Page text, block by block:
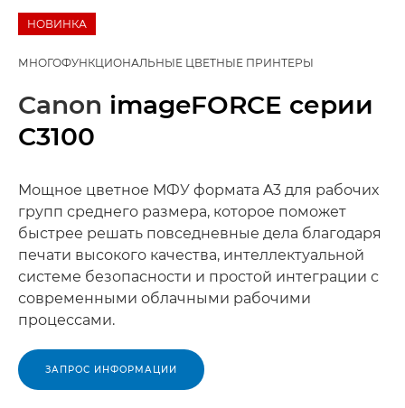
НОВИНКА
МНОГОФУНКЦИОНАЛЬНЫЕ ЦВЕТНЫЕ ПРИНТЕРЫ
Canon imageFORCE серии
C3100
Мощное цветное МФУ формата A3 для рабочих
групп среднего размера, которое поможет
быстрее решать повседневные дела благодаря
печати высокого качества, интеллектуальной
системе безопасности и простой интеграции с
современными облачными рабочими
процессами.
ЗАПРОС ИНФОРМАЦИИ